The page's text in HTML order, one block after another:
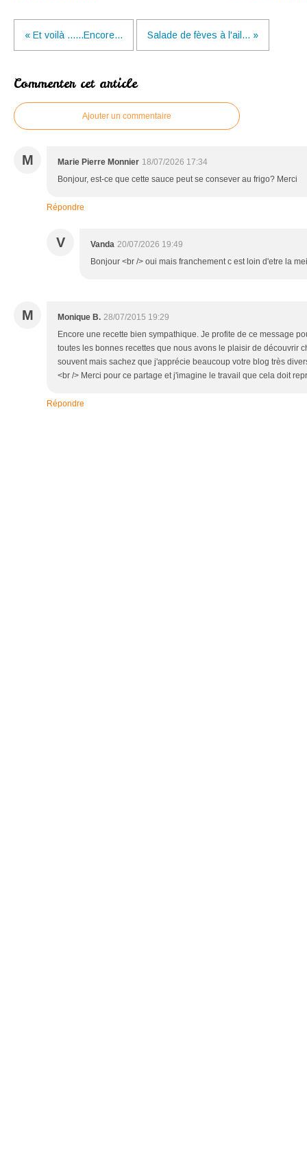
« Et voilà ......Encore... Salade de fèves à l'ail... »
Commenter cet article
Ajouter un commentaire
M Marie Pierre Monnier 18/07/2026 17:34
Bonjour, est-ce que cette sauce peut se consever au frigo? Merci
Répondre
V Vanda 20/07/2026 19:49
Bonjour <br /> oui mais franchement c est loin d'etre la
M Monique B. 28/07/2015 19:29
Encore une recette bien sympathique. Je profite de ce message
toutes les bonnes recettes que nous avons le plaisir de découvrir
souvent mais sachez que j'apprécie beaucoup votre blog très
<br /> Merci pour ce partage et j'imagine le travail que cela doit
Répondre